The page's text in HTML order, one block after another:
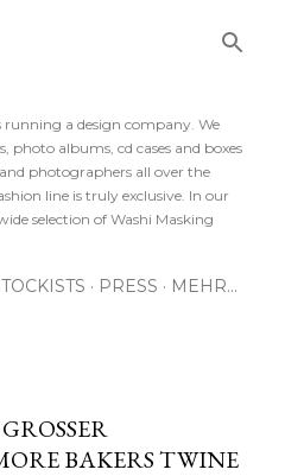
running a design company. We
photo albums, cd cases and boxes
photographers all over the
line is truly exclusive. In our
selection of Washi Masking
PRESS MEHR…
F
BAKERS TWINE